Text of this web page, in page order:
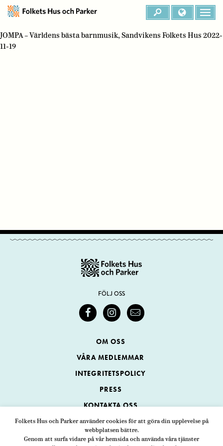
Folkets Hus och Parker använder cookies för att göra din upplevelse på
webbplatsen bättre.
Genom att surfa vidare på vår hemsida och använda våra tjänster
JOMPA – Världens bästa barnmusik, Sandvikens Folkets Hus 2022-
11-19
FÖLJ OSS
OM OSS
VÅRA MEDLEMMAR
INTEGRITETSPOLICY
PRESS
KONTAKTA OSS
Folkets Hus och Parker